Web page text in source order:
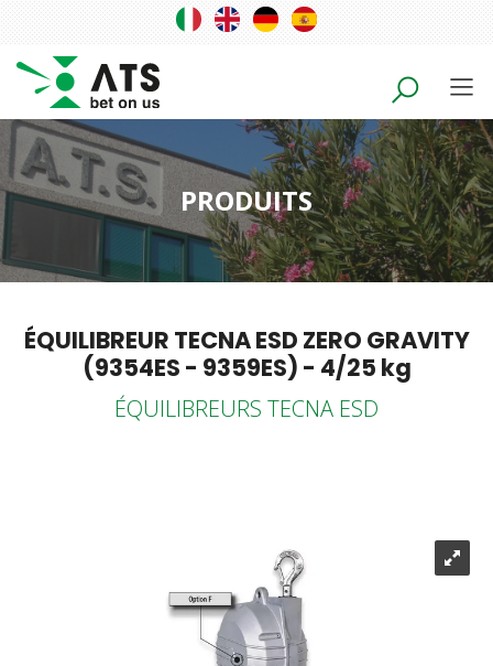
PRODUITS
ÉQUILIBREUR TECNA ESD ZERO GRAVITY
(9354ES - 9359ES) - 4/25 kg
ÉQUILIBREURS TECNA ESD